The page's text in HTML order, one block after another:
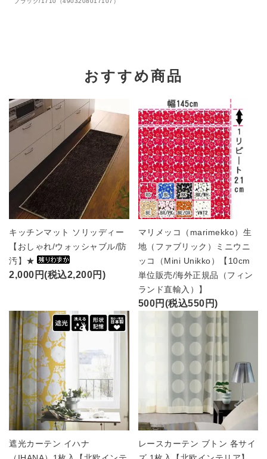
おすすめ商品
キッチンマット ソリッディー
【おしゃれ/ウォッシャブル/防
汚】★
2,000円(税込2,200円)
マリメッコ（marimekko）生
地（ファブリック）ミニウニ
ッコ（Mini Unikko）【10cm
単位販売/海外正規品（フィン
ランド直輸入）】
500円(税込550円)
遮光カーテン イハナ
レースカーテン ブトン 各サイ